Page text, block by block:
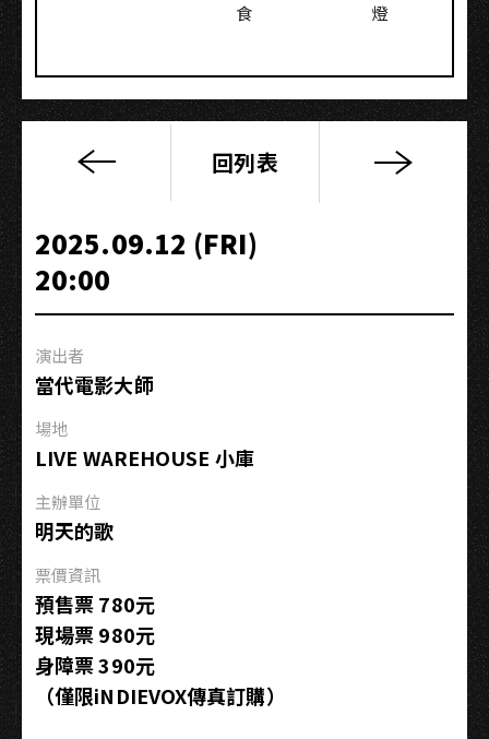
食
燈
當
電
影
大
師
巡
－
9/14
高
雄
回列表
2025.09.12 (FRI)
20:00
演出者
當代電影大師
場地
LIVE WAREHOUSE 小庫
主辦單位
明天的歌
票價資訊
預售票 780元
現場票 980元
身障票 390元
（僅限iNDIEVOX傳真訂購）